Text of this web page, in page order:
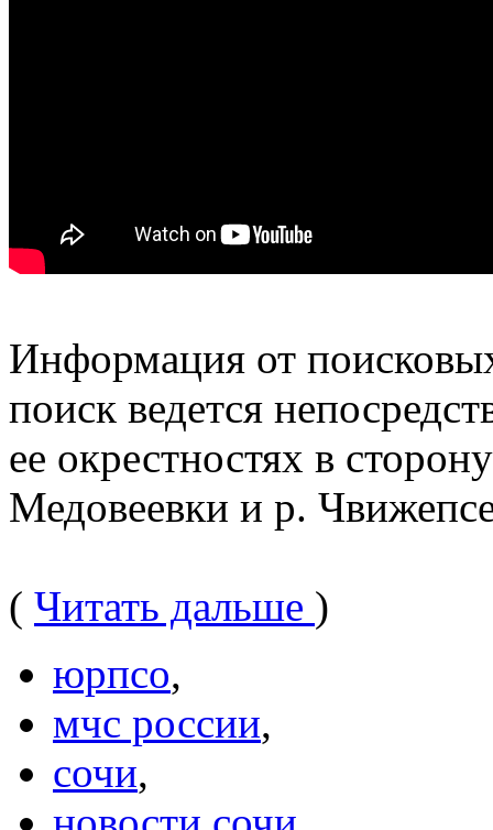
Информация от
поиск ведется
ее окрестностях в
Медовеевки и р.
( Читать дальше )
юрпсо,
мчс россии,
сочи,